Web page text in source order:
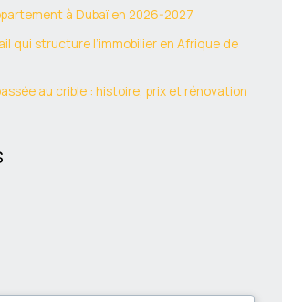
à Dubaï en 2026-2027
qui structure l’immobilier en Afrique de
au crible : histoire, prix et rénovation